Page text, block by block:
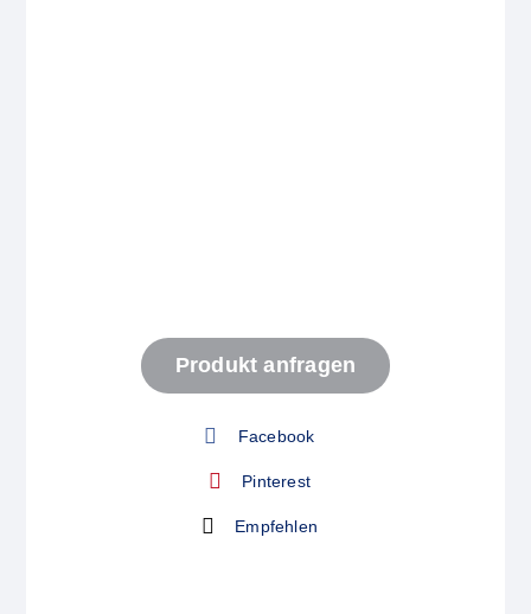
Produkt anfragen
Facebook
Pinterest
Empfehlen